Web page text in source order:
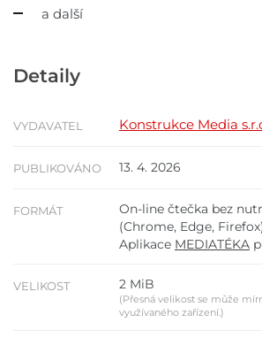
a další
Detaily
VYDAVATEL Konstrukce Media
PUBLIKOVÁNO 13. 4. 2026
FORMÁT
On-line čtečka bez
(Chrome, Edge,
Aplikace MEDIATÉKA
VELIKOST 2 MiB
(Přesná velikost se může
využívaného zařízení.)